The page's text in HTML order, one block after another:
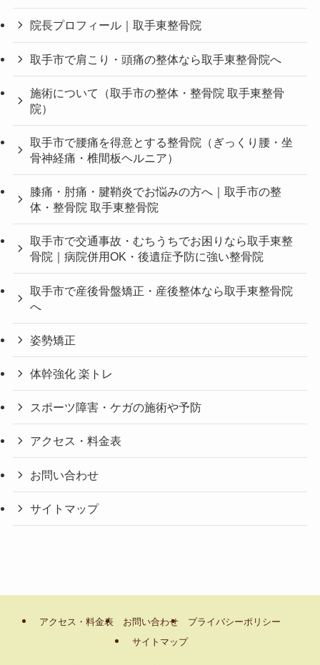
院長プロフィール｜取手東整骨院
取手市で肩こり・頭痛の整体なら取手東整骨院へ
施術について（取手市の整体・整骨院 取手東整骨
院）
取手市で腰痛を得意とする整骨院（ぎっくり腰・坐
骨神経痛・椎間板ヘルニア）
膝痛・肘痛・腱鞘炎でお悩みの方へ｜取手市の整
体・整骨院 取手東整骨院
取手市で交通事故・むちうちでお困りなら取手東整
骨院｜病院併用OK・後遺症予防に強い整骨院
取手市で産後骨盤矯正・産後整体なら取手東整骨院
へ
姿勢矯正
体幹強化 楽トレ
スポーツ障害・ケガの施術や予防
アクセス・料金表
お問い合わせ
サイトマップ
アクセス・料金表 お問い合わせ
プライバシーポリシー
サイトマップ